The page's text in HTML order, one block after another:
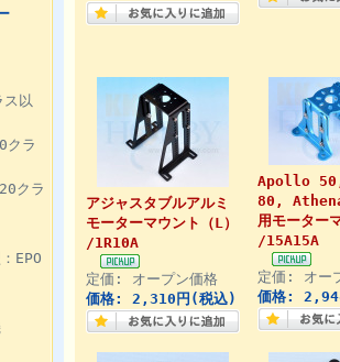
ス以
クラ
クラ
EPO
アジャスタブルアルミ
モーターマウント（L）
/1R10A
定価: オープン価格
価格: 2,310円(税込)
Apollo
80,
用モーター
/15A15A
定価: オー
価格: